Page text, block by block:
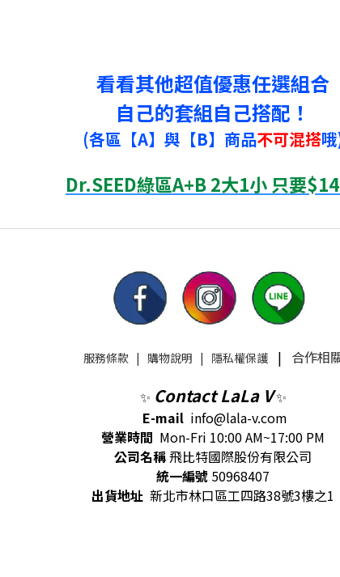
看看其他超值優惠任選組合
自己的套組自己搭配！
(各區【A】與【B】商品不可混搭
Dr.SEED綠區A+B 2大1小 只要
服務條款| 購物說明 | 隱私權保護| 合作相
✨ Contact LaLa V✨
E-mail info@lala-v.com
營業時間 Mon-Fri 10:00 AM~17:00 PM
公司名稱飛比特國際股份有限公司
統一編號 50968407
出貨地址 新北市林口區工四路38號3樓之1